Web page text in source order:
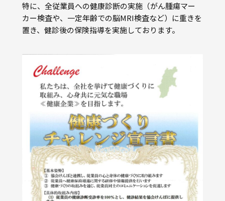
特に、全従業員への健康診断の実施（がん腫瘍マー
カー検査や、一定年齢での脳MRI検査など）に重きを
置き、健診後の保険指導を実施しております。